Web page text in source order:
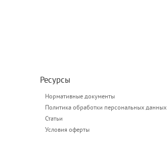
Ресурсы
Нормативные документы
Политика обработки персональных данных
Статьи
Условия оферты